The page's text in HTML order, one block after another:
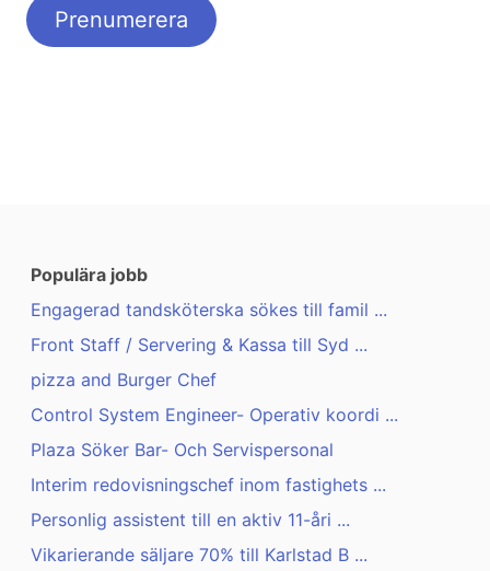
Populära jobb
Engagerad tandsköterska sökes till famil ...
Front Staff / Servering & Kassa till Syd ...
pizza and Burger Chef
Control System Engineer- Operativ koordi ...
Plaza Söker Bar- Och Servispersonal
Interim redovisningschef inom fastighets ...
Personlig assistent till en aktiv 11-åri ...
Vikarierande säljare 70% till Karlstad B ...